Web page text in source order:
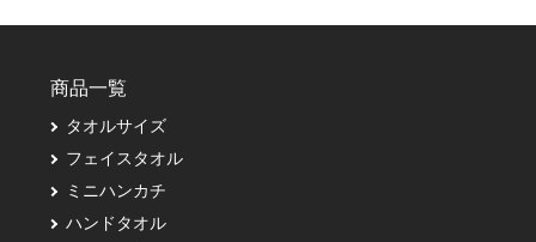
商品一覧
タオルサイズ
フェイスタオル
ミニハンカチ
ハンドタオル